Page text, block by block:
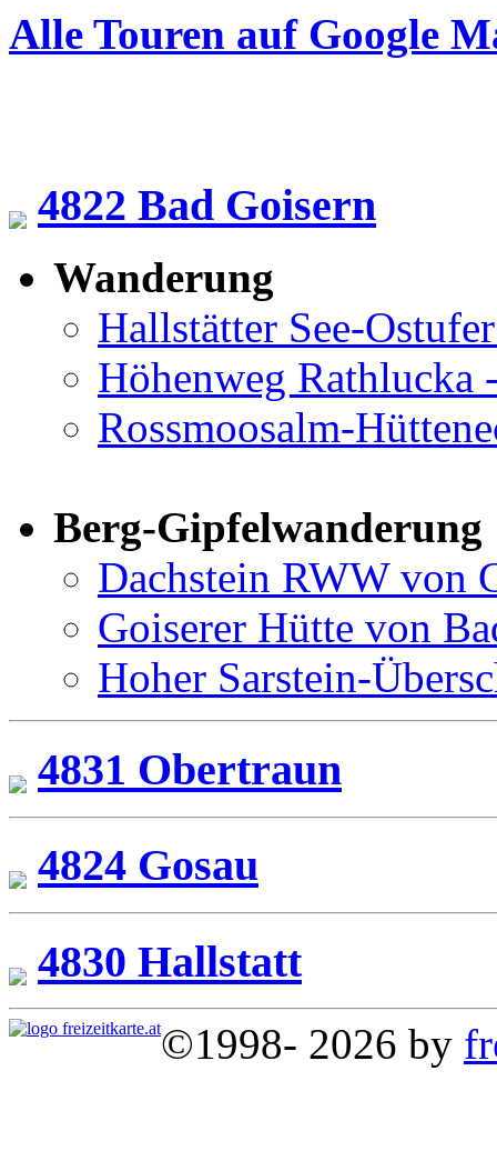
Alle Touren auf Google
4822 Bad Goisern
Wanderung
Hallstätter See-
Höhenweg Rathlucka
Rossmoosalm-
Berg-Gipfelwanderung
Dachstein RWW von
Goiserer Hütte von
Hoher Sarstein-
4831 Obertraun
4824 Gosau
4830 Hallstatt
©1998- 2026 by